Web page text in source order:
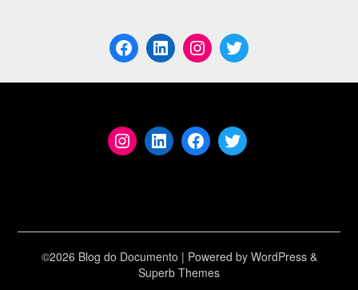
©2026 Blog do Documento | Powered by WordPress&
Superb Themes